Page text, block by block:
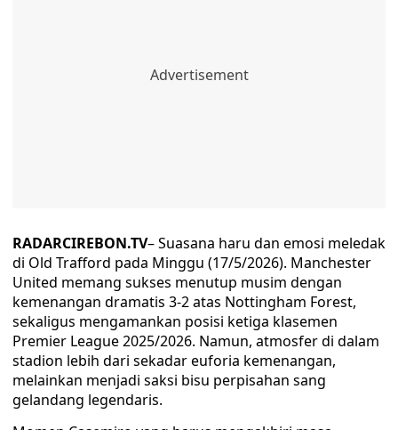
RADARCIREBON.TV– Suasana haru dan emosi meledak
di Old Trafford pada Minggu (17/5/2026). Manchester
United memang sukses menutup musim dengan
kemenangan dramatis 3-2 atas Nottingham Forest,
sekaligus mengamankan posisi ketiga klasemen
Premier League 2025/2026. Namun, atmosfer di dalam
stadion lebih dari sekadar euforia kemenangan,
melainkan menjadi saksi bisu perpisahan sang
gelandang legendaris.